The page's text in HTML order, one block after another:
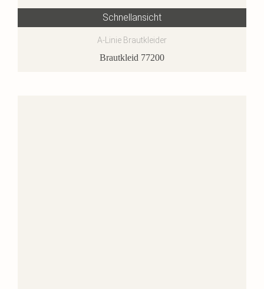
Schnellansicht
A-Linie Brautkleider
Brautkleid 77200